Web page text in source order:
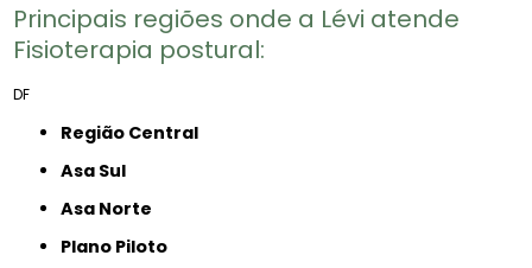
Principais regiões onde a Lévi atende
Fisioterapia postural​:
DF
Região Central
Asa Sul
Asa Norte
Plano Piloto